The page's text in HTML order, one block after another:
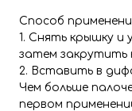
Способ
1. Снять крышку и
затем закрутить
2. Вставить в
Чем больше
первом